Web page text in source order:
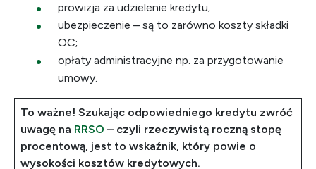
prowizja za udzielenie kredytu;
ubezpieczenie – są to zarówno koszty składki
OC;
opłaty administracyjne np. za przygotowanie
umowy.
To ważne! Szukając odpowiedniego kredytu zwróć
uwagę na RRSO – czyli rzeczywistą roczną stopę
procentową, jest to wskaźnik, który powie o
wysokości kosztów kredytowych.